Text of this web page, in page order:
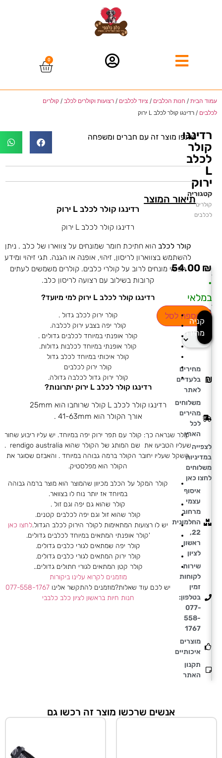
0
עמוד הבית / חנות הכלבים / ציוד לכלבים / רצועות וקולרים לכלב / קולרים
לכלבים / רדינגו קולר לכלב L ירוק
רדינגו
קולר
לכלב
L
ירוק
קטגוריה
קולרים
לכלבים
54.00 ₪
•
במלאי
בחירת
כמות
הוספה לסל
קניה
מהירה
מחירים
בלעדיים
לאתר
משלוחים
מהירים
לכל
הארץ
לצפייה
במדיניות
משלוחים
לחצו כאן
איסוף
עצמי
מרחוב
החלמונית
22,
ראשון
לציון
שירות
לקוחות
זמין
בטלפון:
077-
558-
1767
מוצרים
איכותיים
תקנון
האתר
שתפו מוצר זה עם חברים ומשפחה
תיאור המוצר
רדינגו קולר לכלב L ירוק
רדינגו קולר לכלב L ירוק
קולר לכלב הוא חתיכת חומר שמונחים על צווארו של כלב . ניתן
להשתמש בצווארון לריסון, זיהוי, אופנה או הגנה. תגי זיהוי ומידע
רפואי מונחים לרוב על קולרי כלבים. קולרים משמשים לעתים
קרובות בשילוב עם רצועה לריסון כלב.
רדינגו קולר לכלב L ירוק למי מיועד?
קולר ירוק לכלב גדול .
קולר יפה בצבע ירוק לכלבה.
קולר אופנתי במיוחד לכלבים גדולים .
קולר אופנתי במיוחד לכלבות גדולות.
קולר איכותי במיוחד לכלב גדול
קולר ירוק לכלבים
קולר ירוק גדול לכלבה גדולה.
רדינגו קולר לכלב L ירוק יתרונות?
רדינגו קולר לכלב L קולר שרוחבו הוא 25mm
אורך הקולר הוא 41-63mm .
קולר שנראה כך: קולר עם תפר ירוק יפה במיוחד. יש עליו ריבוע שחור
שעליו הטביעו את שם המותג של הקולר שהוא rendigo australia .
השקל שעליו יחובר הקולר ברמה גבוהה במיוחד . והאבזם שסוגר את
הקולר הוא מפלסטיק.
קולר המקל על הכלב מכיוון שהמוצר הוא מוצר ברמה גבוהה
במיוחד אז יותר נוח לו בצוואר.
קולר שהוא גם יפה וגם זול .
קולר שהוא זול וגם יפה לכלבים קטנים.
יש לו רצועות המתאימות לקולר הירוק לכלב הגדול.לחצו כאן
'קולר אופנתי המתאים במיוחד לכלבים גדולים.
קולר יפה שמתאים לגורי כלבים גדולים.
קולר ירוק המתאים לגורי כלבים גדולים.
קולר קטן המתאים לגורי חתולים גדולים..
מוזמנים לקרוא עלינו ביקורות
יש לכם עוד שאלות?מוזמנים להתקשר אלינו 077-558-1767
חנות חיות בראשון לציון כלב כלבבי
אנשים שרכשו מוצר זה רכשו גם